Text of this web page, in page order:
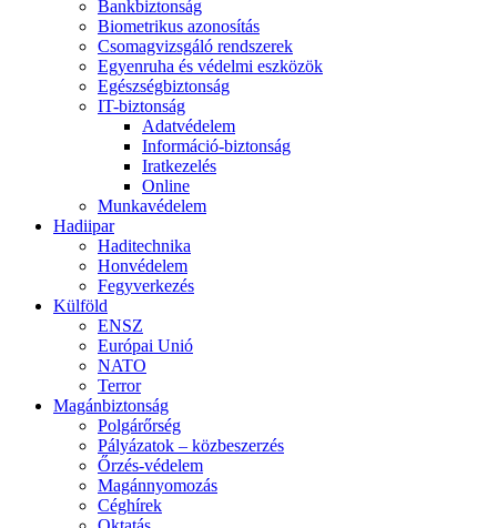
Bankbiztonság
Biometrikus azonosítás
Csomagvizsgáló rendszerek
Egyenruha és védelmi eszközök
Egészségbiztonság
IT-biztonság
Adatvédelem
Információ-biztonság
Iratkezelés
Online
Munkavédelem
Hadiipar
Haditechnika
Honvédelem
Fegyverkezés
Külföld
ENSZ
Európai Unió
NATO
Terror
Magánbiztonság
Polgárőrség
Pályázatok – közbeszerzés
Őrzés-védelem
Magánnyomozás
Céghírek